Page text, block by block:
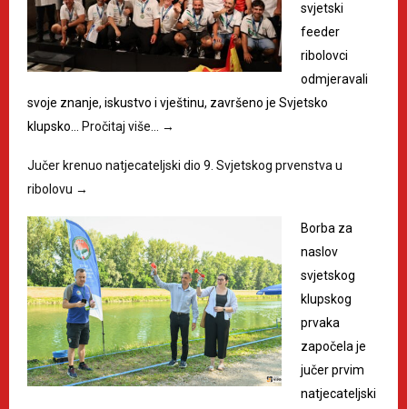
svjetski
feeder
ribolovci
odmjeravali
svoje znanje, iskustvo i vještinu, završeno je Svjetsko
klupsko… Pročitaj više… →
Jučer krenuo natjecateljski dio 9. Svjetskog prvenstva u
ribolovu →
Borba za
naslov
svjetskog
klupskog
prvaka
započela je
jučer prvim
natjecateljski